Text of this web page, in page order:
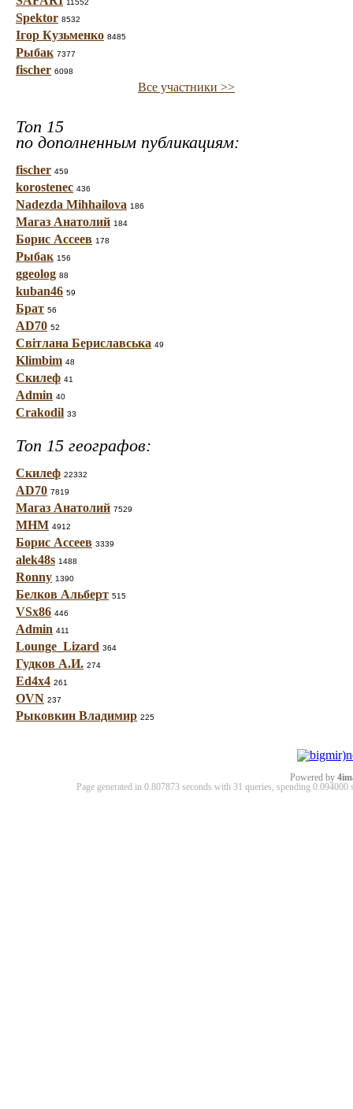
11552
Spektor 8532
Ігор Кузьменко 8485
Рыбак 7377
fischer 6098
Все участники >>
Топ 15
по дополненным публикациям:
fischer 459
korostenec 436
Nadezda Mihhailova 186
Магаз Анатолий 184
Борис Ассеев 178
Рыбак 156
ggeolog 88
kuban46 59
Брат 56
AD70 52
Світлана Бериславська 49
Klimbim 48
Скилеф 41
Admin 40
Crakodil 33
Топ 15 географов:
Скилеф 22332
AD70 7819
Магаз Анатолий 7529
МНМ 4912
Борис Ассеев 3339
alek48s 1488
Ronny 1390
Белков Альберт 515
VSx86 446
Admin 411
Lounge_Lizard 364
Гудков А.И. 274
Ed4x4 261
OVN 237
Рыковкин Владимир 225
Powered by
Page generated in 0.807873 seconds with 31 queries, spending